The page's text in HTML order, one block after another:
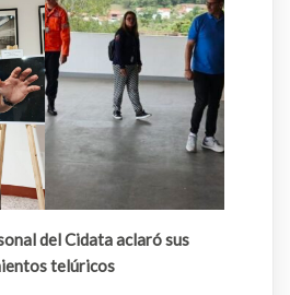
del Cidata aclaró sus
telúricos